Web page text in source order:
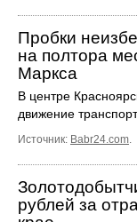
Пробки
на полтора
Маркса
В центре
движение
Источник: Babr24.com.
рублей за